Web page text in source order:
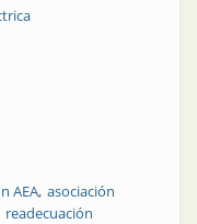
AEA asociación
readecuación